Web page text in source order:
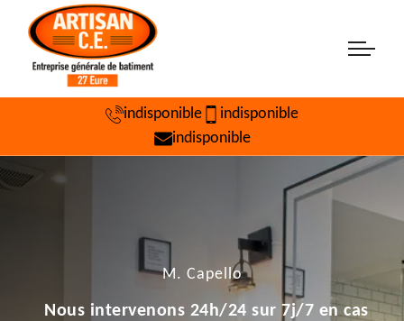
indisponible
indisponible
indisponible
M. Capello
Nous intervenons 24h/24 sur 7j/7 en cas